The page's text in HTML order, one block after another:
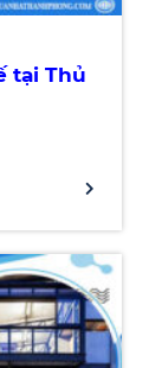
tại Thủ